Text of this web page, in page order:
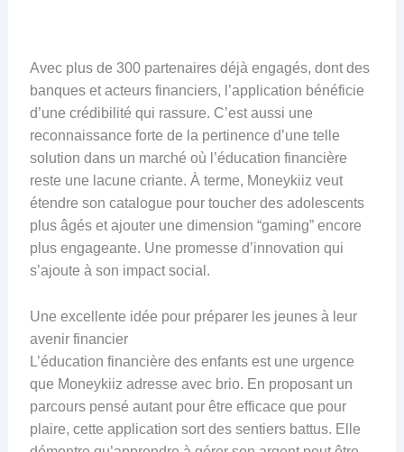
Avec plus de 300 partenaires déjà engagés, dont des
banques et acteurs financiers, l’application bénéficie
d’une crédibilité qui rassure. C’est aussi une
reconnaissance forte de la pertinence d’une telle
solution dans un marché où l’éducation financière
reste une lacune criante. À terme, Moneykiiz veut
étendre son catalogue pour toucher des adolescents
plus âgés et ajouter une dimension “gaming” encore
plus engageante. Une promesse d’innovation qui
s’ajoute à son impact social.
Une excellente idée pour préparer les jeunes à leur
avenir financier
L’éducation financière des enfants est une urgence
que Moneykiiz adresse avec brio. En proposant un
parcours pensé autant pour être efficace que pour
plaire, cette application sort des sentiers battus. Elle